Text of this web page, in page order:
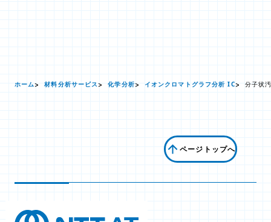
ホーム 材料分析サービス 化学分析 イオンクロマトグラフ分析 IC 分子状
ページトップへ